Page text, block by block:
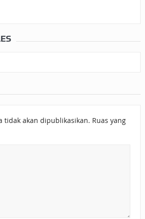
tidak akan dipublikasikan. Ruas yang